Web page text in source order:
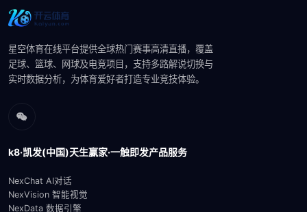
星空体育在线平台提供全球热门赛事高清直播，覆盖
足球、篮球、网球及电竞项目，支持多路解说切换与
实时数据分析，为体育爱好者打造专业竞技体验。
k8·凯发(中国)天生赢家·一触即发产品服务
NexChat AI对话
NexVision 智能视觉
NexData 数据引擎